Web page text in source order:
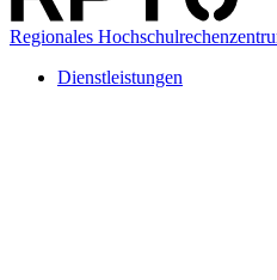
Regionales
Dienstleistungen